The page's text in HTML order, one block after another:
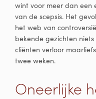
wint voor meer dan een
van de scepsis. Het
het web van
bekende gezichten
cliënten verloor
twee weken.
Oneerlijke